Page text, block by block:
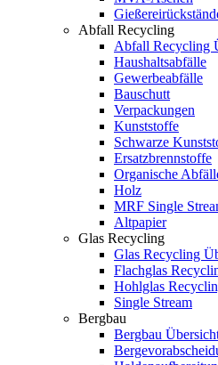
Abfall Recycling
Abfall Recycling
Haushaltsabfälle
Gewerbeabfälle
Bauschutt
Verpackungen
Kunststoffe
Schwarze
Ersatzbrennstoffe
Organische
Holz
MRF Single
Altpapier
Glas Recycling
Glas Recycling
Flachglas
Hohlglas
Single Stream
Bergbau
Bergbau